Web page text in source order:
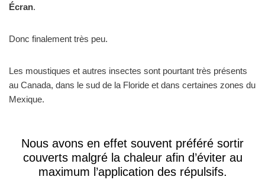
Écran.
Donc finalement très peu.
Les moustiques et autres insectes sont pourtant très présents
au Canada, dans le sud de la Floride et dans certaines zones du
Mexique.
Nous avons en effet souvent préféré sortir
couverts malgré la chaleur afin d’éviter au
maximum l’application des répulsifs.